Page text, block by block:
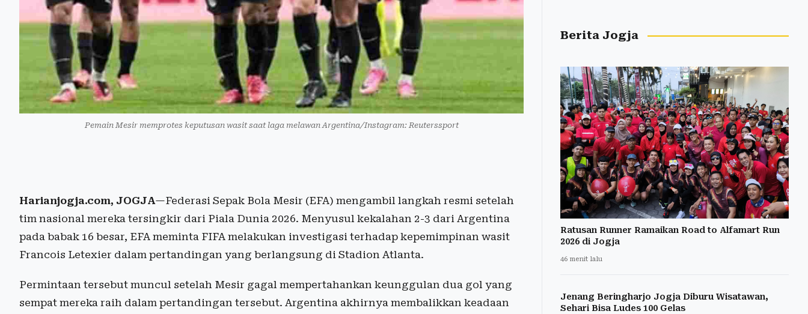
Pemain Mesir memprotes keputusan wasit saat laga melawan Argentina/Instagram: Reuterssport
Harianjogja.com, JOGJA—Federasi Sepak Bola Mesir (EFA) mengambil langkah resmi setelah
tim nasional mereka tersingkir dari Piala Dunia 2026. Menyusul kekalahan 2-3 dari Argentina
pada babak 16 besar, EFA meminta FIFA melakukan investigasi terhadap kepemimpinan wasit
Francois Letexier dalam pertandingan yang berlangsung di Stadion Atlanta.
Permintaan tersebut muncul setelah Mesir gagal mempertahankan keunggulan dua gol yang
sempat mereka raih dalam pertandingan tersebut. Argentina akhirnya membalikkan keadaan
Berita Jogja
Ratusan Runner Ramaikan Road to Alfamart Run
2026 di Jogja
46 menit lalu
Jenang Beringharjo Jogja Diburu Wisatawan,
Sehari Bisa Ludes 100 Gelas